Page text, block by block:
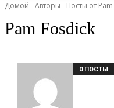
Домой Авторы Посты от
Pam Fosdick
0 ПОСТЫ